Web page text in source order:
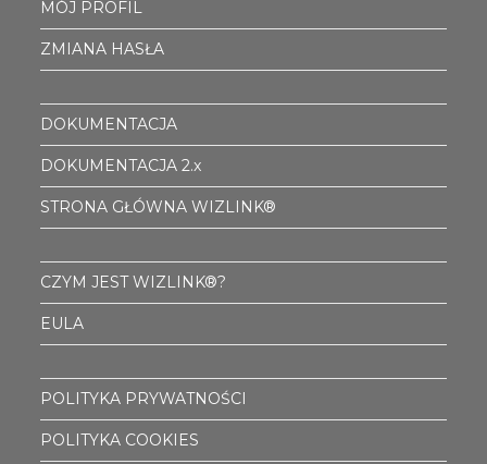
MÓJ PROFIL
ZMIANA HASŁA
DOKUMENTACJA
DOKUMENTACJA 2.x
STRONA GŁÓWNA WIZLINK®
CZYM JEST WIZLINK®?
EULA
POLITYKA PRYWATNOŚCI
POLITYKA COOKIES